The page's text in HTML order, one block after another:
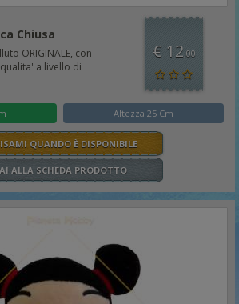
Chiusa
ORIGINALE, con
a livello di
€ 12,00
Altezza 25 Cm
QUANDO È DISPONIBILE
ALLA SCHEDA PRODOTTO